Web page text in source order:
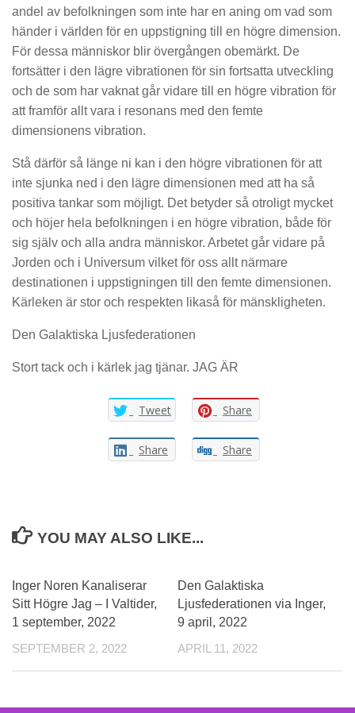
andel av befolkningen som inte har en aning om vad som
händer i världen för en uppstigning till en högre dimension.
För dessa människor blir övergången obemärkt. De
fortsätter i den lägre vibrationen för sin fortsatta utveckling
och de som har vaknat går vidare till en högre vibration för
att framför allt vara i resonans med den femte
dimensionens vibration.
Stå därför så länge ni kan i den högre vibrationen för att
inte sjunka ned i den lägre dimensionen med att ha så
positiva tankar som möjligt. Det betyder så otroligt mycket
och höjer hela befolkningen i en högre vibration, både för
sig själv och alla andra människor. Arbetet går vidare på
Jorden och i Universum vilket för oss allt närmare
destinationen i uppstigningen till den femte dimensionen.
Kärleken är stor och respekten likaså för mänskligheten.
Den Galaktiska Ljusfederationen
Stort tack och i kärlek jag tjänar. JAG ÄR
Tweet Share
Share Share
YOU MAY ALSO LIKE...
Inger Noren Kanaliserar
Sitt Högre Jag – I Valtider,
1 september, 2022
SEPTEMBER 2, 2022
Den Galaktiska
Ljusfederationen via Inger,
9 april, 2022
APRIL 11, 2022